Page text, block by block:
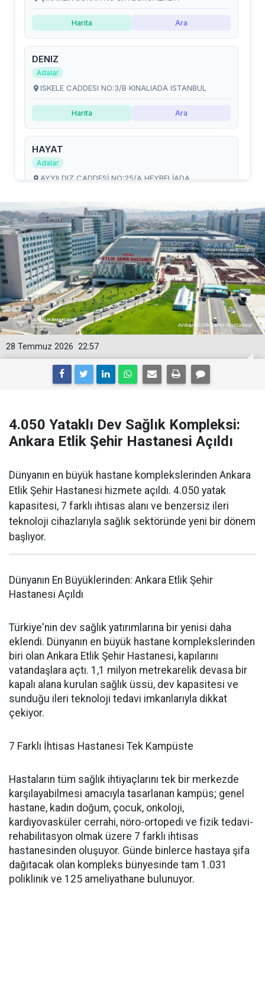
22:57
28 Temmuz 2026
4.050 Yataklı Dev Sağlık Kompleksi:
Ankara Etlik Şehir Hastanesi Açıldı
Dünyanın en büyük hastane komplekslerinden Ankara
Etlik Şehir Hastanesi hizmete açıldı. 4.050 yatak
kapasitesi, 7 farklı ihtisas alanı ve benzersiz ileri
teknoloji cihazlarıyla sağlık sektöründe yeni bir dönem
başlıyor.
Dünyanın En Büyüklerinden: Ankara Etlik Şehir
Hastanesi Açıldı
Türkiye'nin dev sağlık yatırımlarına bir yenisi daha
eklendi. Dünyanın en büyük hastane komplekslerinden
biri olan Ankara Etlik Şehir Hastanesi, kapılarını
vatandaşlara açtı. 1,1 milyon metrekarelik devasa bir
kapalı alana kurulan sağlık üssü, dev kapasitesi ve
sunduğu ileri teknoloji tedavi imkanlarıyla dikkat
çekiyor.
7 Farklı İhtisas Hastanesi Tek Kampüste
Hastaların tüm sağlık ihtiyaçlarını tek bir merkezde
karşılayabilmesi amacıyla tasarlanan kampüs; genel
hastane, kadın doğum, çocuk, onkoloji,
kardiyovasküler cerrahi, nöro-ortopedi ve fizik tedavi-
rehabilitasyon olmak üzere 7 farklı ihtisas
hastanesinden oluşuyor. Günde binlerce hastaya şifa
dağıtacak olan kompleks bünyesinde tam 1.031
poliklinik ve 125 ameliyathane bulunuyor.